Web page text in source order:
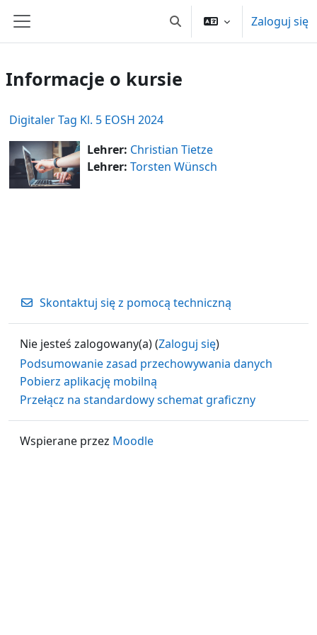
Panel boczny Przełącznik wyszukiwarki
Zaloguj się
Informacje o kursie
Digitaler Tag Kl. 5 EOSH 2024
Lehrer: Christian Tietze
Lehrer: Torsten Wünsch
Skontaktuj się z pomocą techniczną
Nie jesteś zalogowany(a) (Zaloguj się)
Podsumowanie zasad przechowywania danych
Pobierz aplikację mobilną
Przełącz na standardowy schemat graficzny
Wspierane przez Moodle